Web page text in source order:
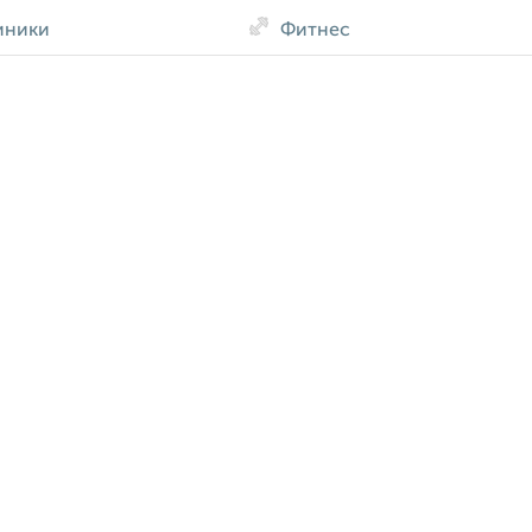
Фитнес